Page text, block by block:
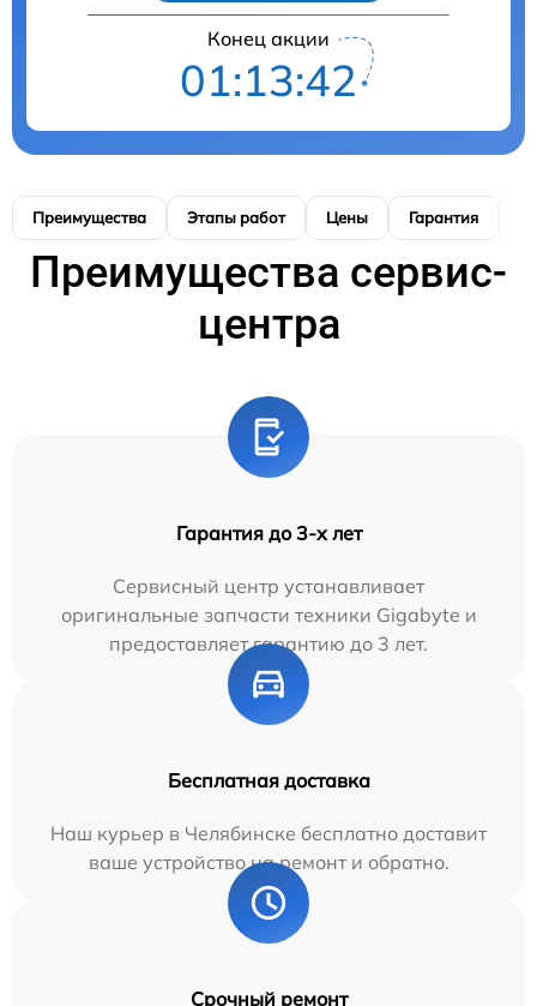
Конец акции
01:13:41
Преимущества Этапы работ Цены Гарантия
Преимущества сервис-
центра
Гарантия до 3-х лет
Сервисный центр устанавливает
оригинальные запчасти техники Gigabyte и
предоставляет гарантию до 3 лет.
Бесплатная доставка
Наш курьер в Челябинске бесплатно доставит
ваше устройство на ремонт и обратно.
Срочный ремонт